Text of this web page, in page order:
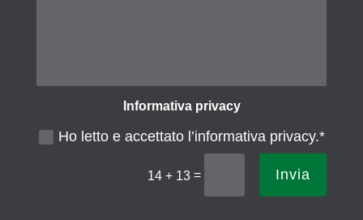
Informativa privacy
Ho letto e accettato l’informativa privacy.*
14 + 13 = Invia